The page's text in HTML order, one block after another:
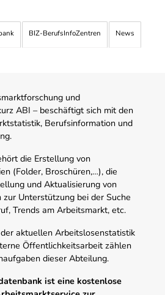
BIZ-BerufsInfoZentren News
und
ABI – beschäftigt sich mit den
Berufsinformation und
die Erstellung von
(Folder, Broschüren,…), die
und Aktualisierung von
Unterstützung bei der Suche
Trends am Arbeitsmarkt, etc.
aktuellen Arbeitslosenstatistik
Öffentlichkeitsarbeit zählen
dieser Abteilung.
ist eine kostenlose